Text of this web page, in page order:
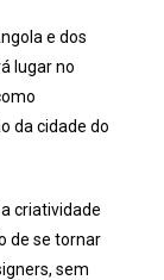
e dos
lugar no
da cidade do
criatividade
de se tornar
sem